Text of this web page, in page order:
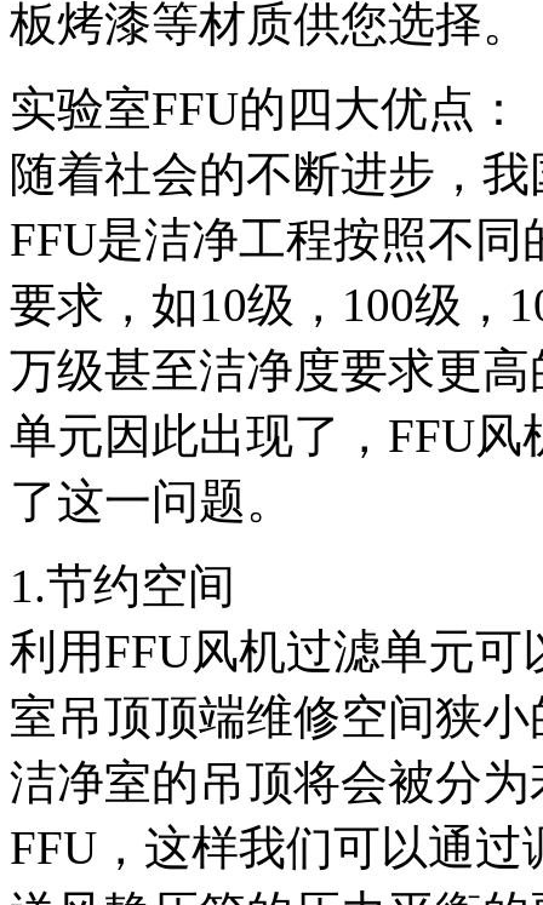
板烤漆等材质供您选择。
实验室FFU的四大优点：
随着社会的不断进步，
FFU是洁净工程按照不
要求，如10级，100级，
万级甚至洁净度要求更
单元因此出现了，FFU
了这一问题。
1.节约空间
利用FFU风机过滤单元
室吊顶顶端维修空间狭
洁净室的吊顶将会被分
FFU，这样我们可以通